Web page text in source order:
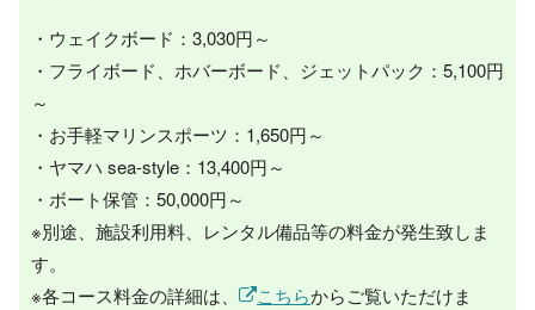
・ウェイクボード：3,030円～
・フライボード、ホバーボード、ジェットパック：5,100円
～
・お手軽マリンスポーツ：1,650円～
・ヤマハ sea-style：13,400円～
・ボート保管：50,000円～
※別途、施設利用料、レンタル備品等の料金が発生致しま
す。
※各コース料金の詳細は、
こちらからご覧いただけま